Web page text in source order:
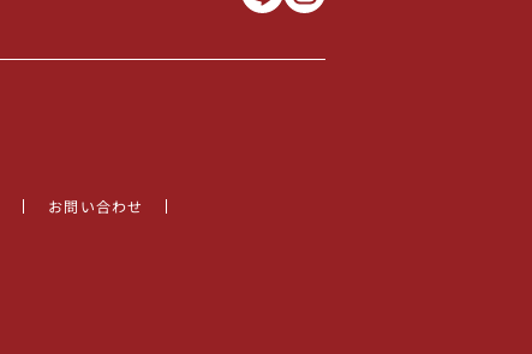
お問い合わせ